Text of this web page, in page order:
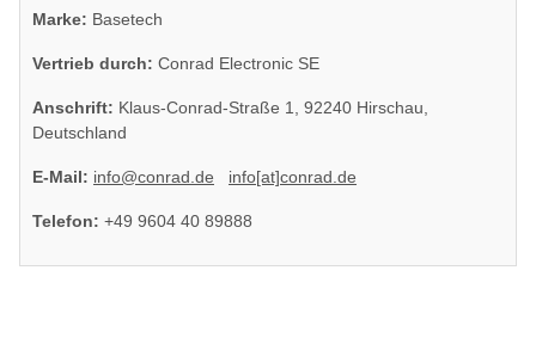
Marke: Basetech
Vertrieb durch: Conrad Electronic SE
Anschrift: Klaus-Conrad-Straße 1, 92240 Hirschau,
Deutschland
E-Mail: info@conrad.de info[at]conrad.de
Telefon: +49 9604 40 89888